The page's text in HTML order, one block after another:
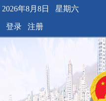
2026年8月8日 星期六
登录 注册